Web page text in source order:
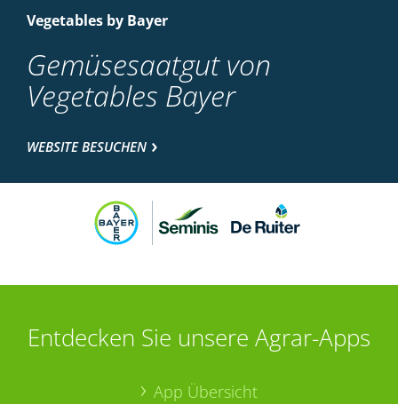
Vegetables by Bayer
Gemüsesaatgut von
Vegetables Bayer
WEBSITE BESUCHEN
Entdecken Sie unsere Agrar-Apps
App Übersicht